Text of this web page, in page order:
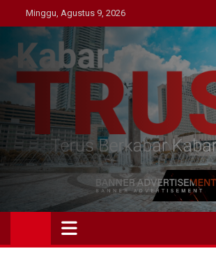
to
content
Minggu, Agustus 9, 2026
Kabar Trust
Terus Berkabar Kabar Trust